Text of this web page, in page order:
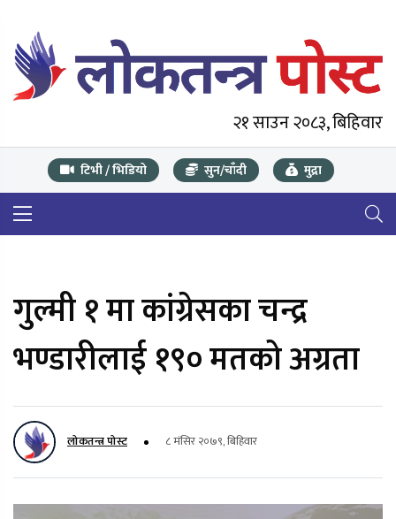
२१ साउन २०८३, बिहिवार
टिभी / भिडियो सुन/चाँदी मुद्रा
गुल्मी १ मा कांग्रेसका चन्द्र
भण्डारीलाई १९० मतको अग्रता
लोकतन्त्र पोस्ट ८ मंसिर २०७९, बिहिवार